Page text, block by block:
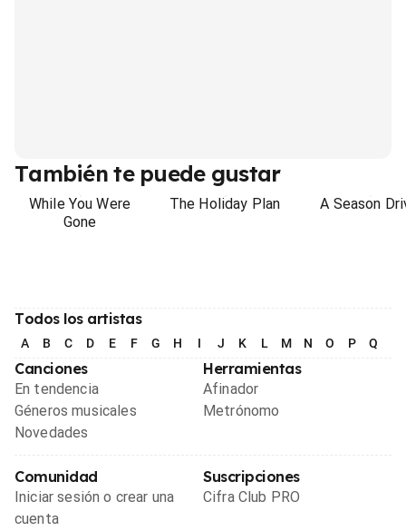
También te puede gustar
While You Were
Gone
The Holiday Plan A Season
Todos los artistas
A B C D E F G H I J K L M N O P Q
Canciones
En tendencia
Géneros musicales
Novedades
Herramientas
Afinador
Metrónomo
Comunidad
Iniciar sesión o crear una
cuenta
Suscripciones
Cifra Club PRO